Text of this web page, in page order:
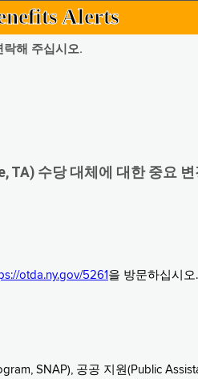
Alerts
락해 주십시오.
TA) 수당 대체에 대한 중요 변
otda.ny.gov/5261을 방문하십시오.
SNAP), 공공 지원(Public